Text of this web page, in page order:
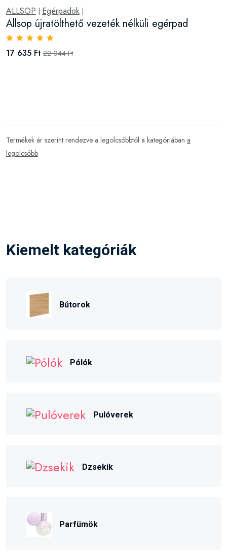
ALLSOP | Egérpadok |
Allsop újratölthető vezeték nélküli egérpad
17 635 Ft 22 044 Ft
Termékek ár szerint rendezve a legolcsóbbtól a kategóriában a
legolcsóbb
Kiemelt kategóriák
Bútorok
Pólók
Pulóverek
Dzsekik
Parfümök